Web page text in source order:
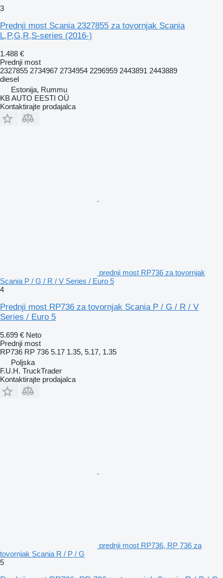
3
Prednji most Scania 2327855 za tovornjak Scania
L,P,G,R,S-series (2016-)
1.488 €
Prednji most
2327855 2734967 2734954 2296959 2443891 2443889
diesel
Estonija, Rummu
KB AUTO EESTI OÜ
Kontaktirajte prodajalca
prednji most RP736 za tovornjak
Scania P / G / R / V Series / Euro 5
4
Prednji most RP736 za tovornjak Scania P / G / R / V
Series / Euro 5
5.699 € Neto
Prednji most
RP736 RP 736 5.17 1.35, 5.17, 1.35
Poljska
F.U.H. TruckTrader
Kontaktirajte prodajalca
prednji most RP736, RP 736 za
tovornjak Scania R / P / G
5